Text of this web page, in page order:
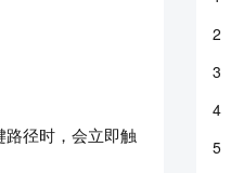
径时，会立即触
2
3
4
5